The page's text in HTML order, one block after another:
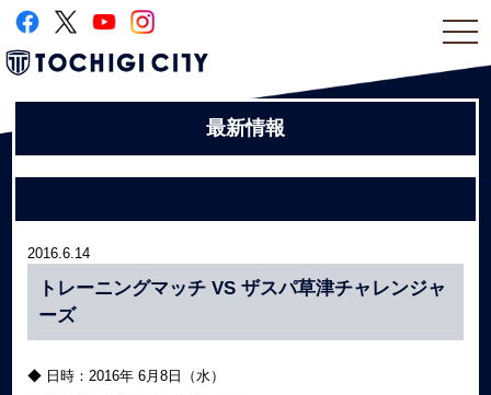
最新情報
2016.6.14
トレーニングマッチ VS ザスパ草津チャレンジャ
ーズ
◆ 日時：2016年 6月8日（水）